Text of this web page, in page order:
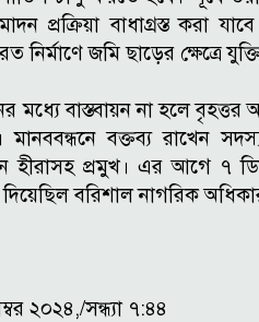
প্রক্রিয়া বাধাগ্রস্ত করা
নির্মাণে জমি ছাড়ের ক্ষেত্রে
মধ্যে বাস্তবায়ন না হলে
মানববন্ধনে বক্তব্য
প্রমুখ। এর আগে ৭
বরিশাল নাগরিক
২০২৪,/সন্ধ্যা ৭:৪৪